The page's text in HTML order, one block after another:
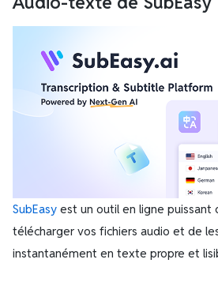
SubEasy est un outil en ligne puissant
télécharger vos fichiers audio et de
instantanément en texte propre et